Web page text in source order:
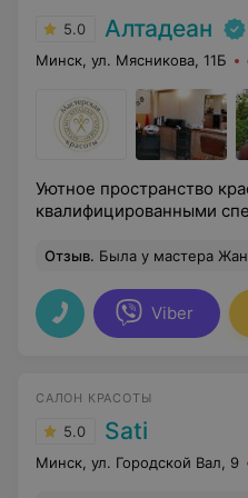
5.0 Алтадеан
Минск, ул. Мясникова, 11Б
Уютное пространство
квалифицированными
Отзыв. Была у мастера Жанны. Делала классический маникюр и
Viber
САЛОН КРАСОТЫ
5.0 Sati
Минск, ул. Городской Вал, 9